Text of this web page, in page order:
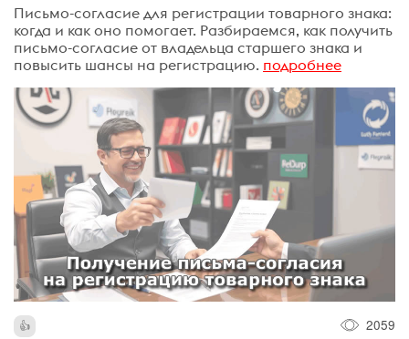
Письмо-согласие для регистрации товарного знака:
когда и как оно помогает. Разбираемся, как получить
письмо-согласие от владельца старшего знака и
повысить шансы на регистрацию. подробнее
2059